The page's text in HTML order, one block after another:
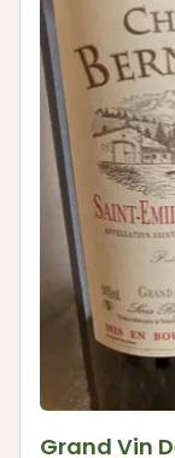
Grand Vin